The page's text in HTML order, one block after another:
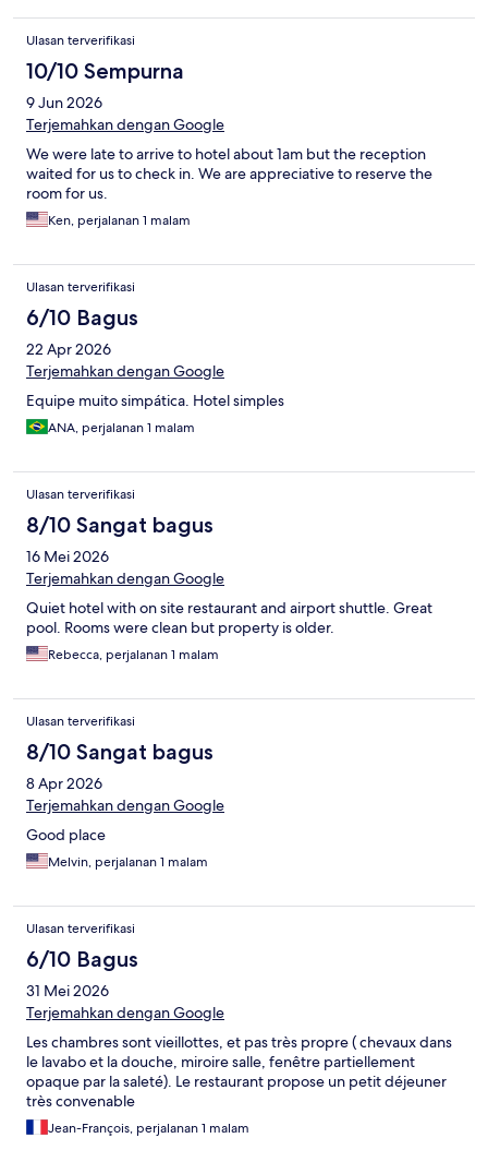
Ulasan terverifikasi
10/10 Sempurna
9 Jun 2026
Terjemahkan dengan Google
We were late to arrive to hotel about 1am but the reception
waited for us to check in. We are appreciative to reserve the
room for us.
Ken, perjalanan 1 malam
Ulasan terverifikasi
6/10 Bagus
22 Apr 2026
Terjemahkan dengan Google
Equipe muito simpática. Hotel simples
ANA, perjalanan 1 malam
Ulasan terverifikasi
8/10 Sangat bagus
16 Mei 2026
Terjemahkan dengan Google
Quiet hotel with on site restaurant and airport shuttle. Great
pool. Rooms were clean but property is older.
Rebecca, perjalanan 1 malam
Ulasan terverifikasi
8/10 Sangat bagus
8 Apr 2026
Terjemahkan dengan Google
Good place
Melvin, perjalanan 1 malam
Ulasan terverifikasi
6/10 Bagus
31 Mei 2026
Terjemahkan dengan Google
Les chambres sont vieillottes, et pas très propre ( chevaux dans
le lavabo et la douche, miroire salle, fenêtre partiellement
opaque par la saleté). Le restaurant propose un petit déjeuner
très convenable
Jean-François, perjalanan 1 malam